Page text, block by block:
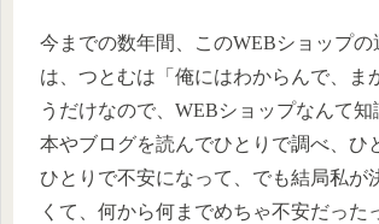
今までの数年間、このWEBショップの
は、つとむは「俺にはわからんで、ま
うだけなので、WEBショップなんて知
本やブログを読んでひとりで調べ、ひ
ひとりで不安になって、でも結局私が
くて、何から何までめちゃ不安だった